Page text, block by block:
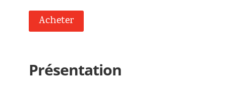
Acheter
Présentation